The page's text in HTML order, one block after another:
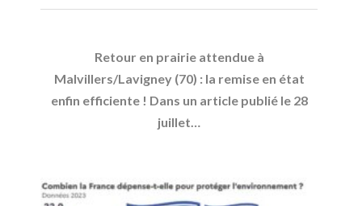
Retour en prairie attendue à
Malvillers/Lavigney (70) : la remise en état
enfin efficiente ! Dans un article publié le 28
juillet…